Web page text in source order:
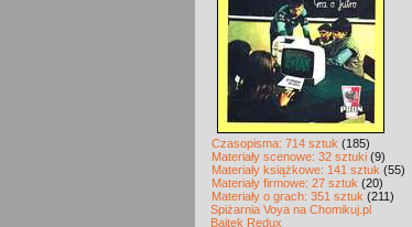
Czasopisma: 714 sztuk (185)
Materiały scenowe: 32 sztuki (9)
Materiały książkowe: 141 sztuk (55)
Materiały firmowe: 27 sztuk (20)
Materiały o grach: 351 sztuk (211)
Spiżarnia Voya na Chomikuj.pl
Bajtek Redux